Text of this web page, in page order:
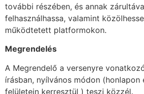
további részében, és annak
felhasználhassa, valamint
működtetett platformokon.
Megrendelés
A Megrendelő a versenyre
írásban, nyílvános módon (honlapon
felületein kerresztül ) teszi közzél.